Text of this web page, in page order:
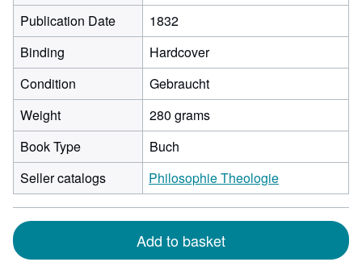
Publication Date
1832
Binding
Hardcover
Condition
Gebraucht
Weight
280 grams
Book Type
Buch
Seller catalogs
Philosophie Theologie
Add to basket